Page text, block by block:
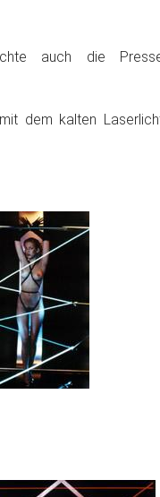
auch die
dem kalten